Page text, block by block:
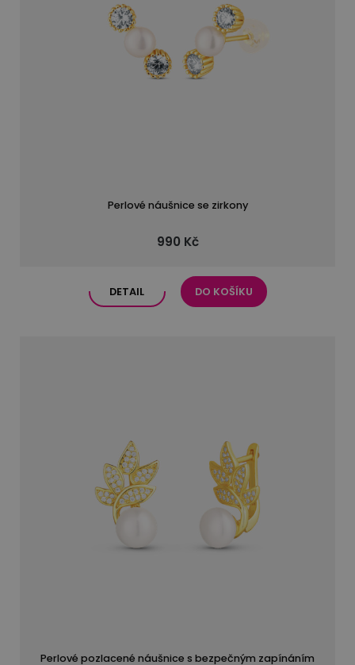
Perlové náušnice se zirkony
990 Kč
DETAIL DO KOŠÍKU
Perlové pozlacené náušnice s bezpečným zapínáním